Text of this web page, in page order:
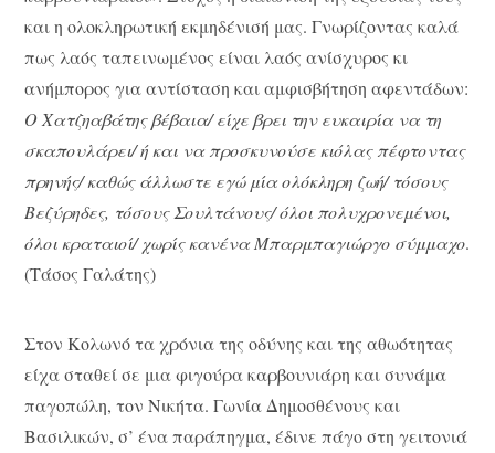
και η ολοκληρωτική εκμηδένισή μας. Γνωρίζοντας καλά
πως λαός ταπεινωμένος είναι λαός ανίσχυρος κι
ανήμπορος για αντίσταση και αμφισβήτηση αφεντάδων:
Ο Χατζηαβάτης βέβαια/ είχε βρει την ευκαιρία να τη
σκαπουλάρει/ ή και να προσκυνούσε κιόλας πέφτοντας
πρηνής/ καθώς άλλωστε εγώ μία ολόκληρη ζωή/ τόσους
Βεζύρηδες, τόσους Σουλτάνους/ όλοι πολυχρονεμένοι,
όλοι κραταιοί/ χωρίς κανένα Μπαρμπαγιώργο σύμμαχο.
(Τάσος Γαλάτης)
Στον Κολωνό τα χρόνια της οδύνης και της αθωότητας
είχα σταθεί σε μια φιγούρα καρβουνιάρη και συνάμα
παγοπώλη, τον Νικήτα. Γωνία Δημοσθένους και
Βασιλικών, σ’ ένα παράπηγμα, έδινε πάγο στη γειτονιά